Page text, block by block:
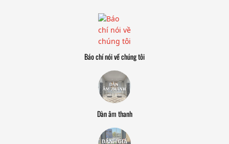
Báo chí nói về chúng tôi
Dàn âm thanh